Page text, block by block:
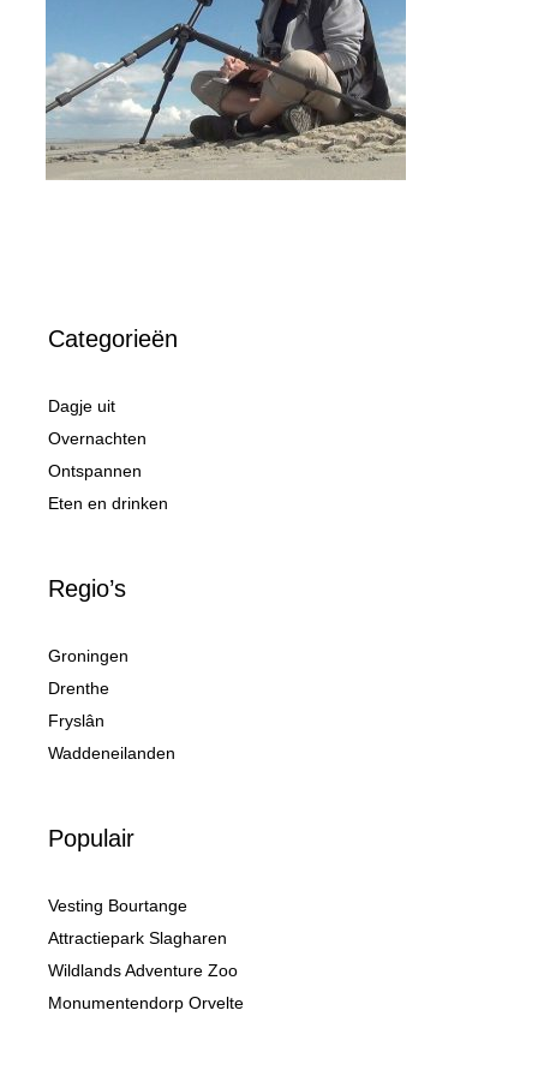
Categorieën
Dagje uit
Overnachten
Ontspannen
Eten en drinken
Regio’s
Groningen
Drenthe
Fryslân
Waddeneilanden
Populair
Vesting Bourtange
Attractiepark Slagharen
Wildlands Adventure Zoo
Monumentendorp Orvelte